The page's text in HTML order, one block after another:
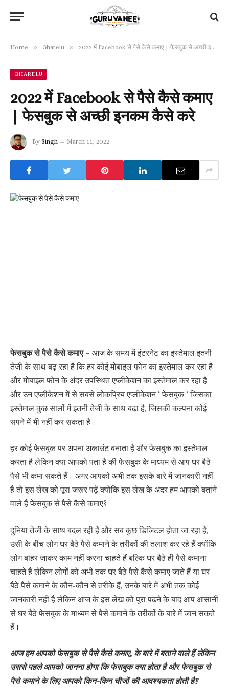
Home » Gharelu » 2022 में Facebook से पैसे कैसे कमाए | फेसबुक से अच्छी इनकम कैसे करे
GHARELU
2022 में Facebook से पैसे कैसे कमाए
| फेसबुक से अच्छी इनकम कैसे करे
By Singh March 11, 2022
फेसबुक से पैसे कैसे कमाए– आज के समय में इंटरनेट का इस्तेमाल इतनी
तेजी के साथ बढ़ रहा है कि हर कोई मोबाइल फोन का इस्तेमाल कर रहा है
और मोबाइल फोन के अंदर उपस्थित एप्लीकेशन का इस्तेमाल कर रहा है
और उन एप्लीकेशन में से सबसे लोकप्रिय एप्लीकेशन ‘ फेसबुक ‘ जिसका
इस्तेमाल कुछ सालों में इतनी तेजी के साथ बढा है, जिसकी कल्पना कोई
सपने में भी नहीं कर सकता है।
हर कोई फेसबुक पर अपना अकाउंट बनाता है और फेसबुक का इस्तेमाल
करता है लेकिन क्या आपको पता है की फेसबुक के माध्यम से आप घर बैठे
पैसे भी कमा सकते हैं। अगर आपको अभी तक इसके बारे में जानकारी नहीं
है तो इस लेख को पूरा जरूर पढ़ें क्योंकि इस लेख के अंदर हम आपको बताने
वाले हैं फेसबुक से पैसे कैसे कमाए?
दुनिया तेजी के साथ बदल रही है और सब कुछ डिजिटल होता जा रहा है,
उसी के बीच लोग घर बैठे पैसे कमाने के तरीकों की तलाश कर रहे हैं क्योंकि
लोग बाहर जाकर काम नहीं करना चाहते हैं बल्कि घर बैठे ही पैसे कमाना
चाहते हैं लेकिन लोगों को अभी तक घर बैठे पैसे कैसे कमाए जाते हैं या घर
बैठे पैसे कमाने के कौन-कौन से तरीके हैं, उनके बारे में अभी तक कोई
जानकारी नहीं है लेकिन आज के इस लेख को पूरा पढ़ने के बाद आप आसानी
से घर बैठे फेसबुक के माध्यम से पैसे कमाने के तरीकों के बारे में जान सकते
हैं।
आज हम आपको फेसबुक से पैसे कैसे कमाए, के बारे में बताने वाले हैं लेकिन
उससे पहले आपको जानना होगा कि फेसबुक क्या होता है और फेसबुक से
पैसे कमाने के लिए आपको किन-किन चीजों की आवश्यकता होती है?